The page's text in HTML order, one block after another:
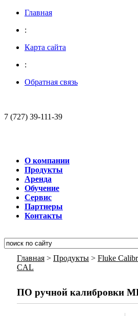
Главная
:
Карта сайта
:
Обратная связь
7 (727) 39-111-39
О компании
Продукты
Аренда
Обучение
Сервис
Партнеры
Контакты
Главная > Продукты > Fluke
CAL
ПО ручной калибровки